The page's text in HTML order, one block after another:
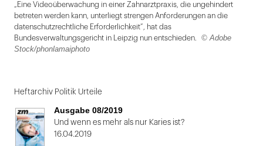
öffnen
„Eine Videoüberwachung in einer Zahnarztpraxis, die ungehindert
betreten werden kann, unterliegt strengen Anforderungen an die
datenschutzrechtliche Erforderlichkeit“, hat das
Bundesverwaltungsgericht in Leipzig nun entschieden.
© Adobe
Stock/phonlamaiphoto
1
von
2
Heftarchiv Politik Urteile
Ausgabe 08/2019
Und wenn es mehr als nur Karies ist?
16.04.2019